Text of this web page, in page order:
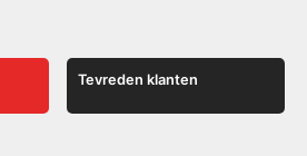
Tevreden klanten